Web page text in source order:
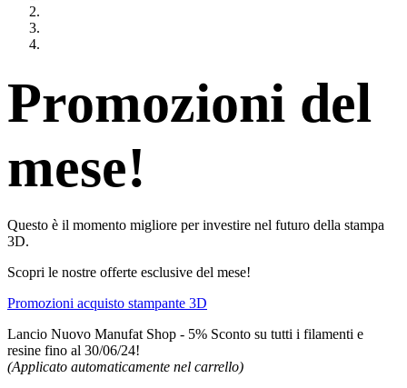
Promozioni del
mese!
Questo è il momento migliore per investire nel futuro della stampa
3D.
Scopri le nostre offerte esclusive del mese!
Promozioni acquisto stampante 3D
Lancio Nuovo Manufat Shop - 5% Sconto su tutti i filamenti e
resine fino al 30/06/24!
(Applicato automaticamente nel carrello)